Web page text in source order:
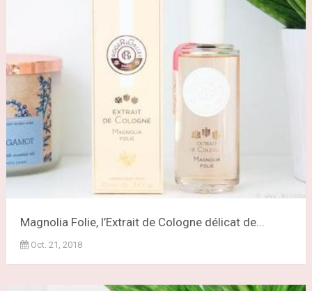
Magnolia Folie, l’Extrait de Cologne délicat de...
Oct. 21, 2018